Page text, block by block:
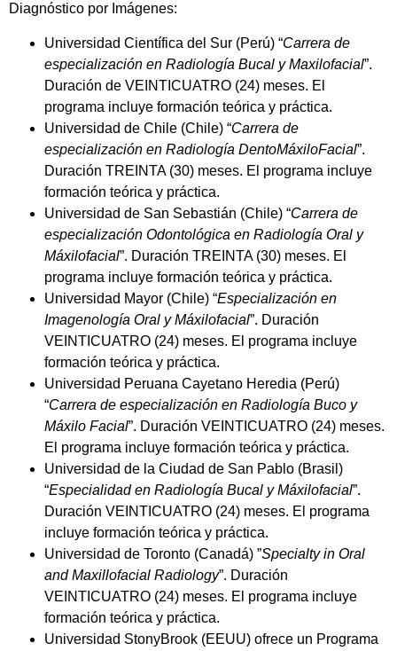
Diagnóstico por Imágenes:
Universidad Científica del Sur (Perú) “Carrera de
especialización en Radiología Bucal y Maxilofacial”.
Duración de VEINTICUATRO (24) meses. El
programa incluye formación teórica y práctica.
Universidad de Chile (Chile) “Carrera de
especialización en Radiología DentoMáxiloFacial”.
Duración TREINTA (30) meses. El programa incluye
formación teórica y práctica.
Universidad de San Sebastián (Chile) “Carrera de
especialización Odontológica en Radiología Oral y
Máxilofacial”. Duración TREINTA (30) meses. El
programa incluye formación teórica y práctica.
Universidad Mayor (Chile) “Especialización en
Imagenología Oral y Máxilofacial”. Duración
VEINTICUATRO (24) meses. El programa incluye
formación teórica y práctica.
Universidad Peruana Cayetano Heredia (Perú)
“Carrera de especialización en Radiología Buco y
Máxilo Facial”. Duración VEINTICUATRO (24) meses.
El programa incluye formación teórica y práctica.
Universidad de la Ciudad de San Pablo (Brasil)
“Especialidad en Radiología Bucal y Máxilofacial”.
Duración VEINTICUATRO (24) meses. El programa
incluye formación teórica y práctica.
Universidad de Toronto (Canadá) ”Specialty in Oral
and Maxillofacial Radiology”. Duración
VEINTICUATRO (24) meses. El programa incluye
formación teórica y práctica.
Universidad StonyBrook (EEUU) ofrece un Programa